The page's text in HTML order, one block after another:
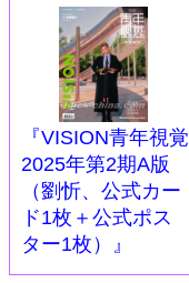
『VISION青年視覚
2025年第2期A版
（劉忻、公式カー
ド1枚＋公式ポス
ター1枚）』